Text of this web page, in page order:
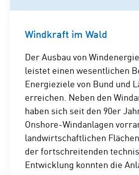
Windkraft im Wald
Der Ausbau von
leistet einen wesentlichen
Energieziele von Bund und
erreichen. Neben den
haben sich seit den 90er
Onshore-Windanlagen
landwirtschaftlichen
der fortschreitenden
Entwicklung konnten die